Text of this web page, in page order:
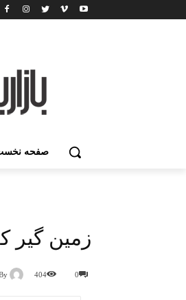
صفحه
زمین گیر
0
404